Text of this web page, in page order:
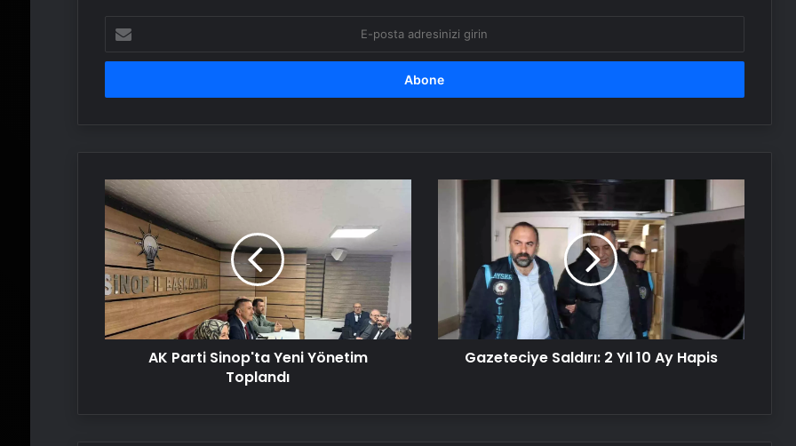
Yusuf Tekin: Yaz tatilinin öne
Sivas’ta KKKA tanısı konulan 8
kişiden 1’i hayatını kaybetti
Serjoy : Dijital Medya Ajansı, Google
Reklam Ajansı, SEO Ajansı ve Web
Tasarım Ajansı
posta
adresinizi
AK
Parti
Sinop'ta
Yeni
Yönetim
Toplandı
AK Parti Sinop'ta Yeni Yönetim
Toplandı
Hapis
Gazeteciye Saldırı: 2 Yıl 10 Ay Hapis